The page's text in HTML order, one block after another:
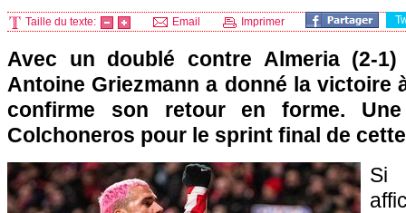
Taille du texte: Email Imprimer
Avec un doublé contre Almeria (2-
Antoine Griezmann a donné la victoire
confirme son retour en forme.
Colchoneros pour le sprint final de
Si